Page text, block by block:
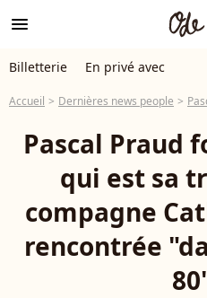
menu
Billetterie En privé avec
Accueil Dernières news people
Pascal Praud
qui est sa
compagne
rencontrée